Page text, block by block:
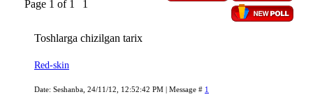
Page 1 of 1 1
Toshlarga chizilgan tarix
Red-skin
Date: Seshanba, 24/11/12, 12:52:42 PM | Message # 1